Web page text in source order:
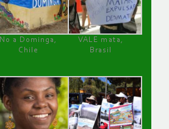
No a Dominga,
Chile
VALE mata,
Brasil